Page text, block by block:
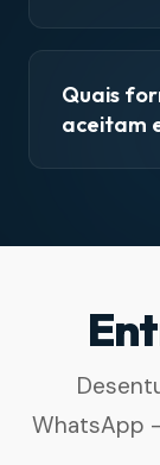
Quais
aceitam
WhatsApp